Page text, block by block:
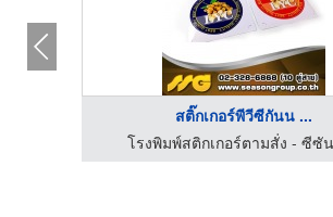
สติ๊กเกอร์พีวีซีกันน ...
โรงพิมพ์สติกเกอร์ตามสั่ง - ซีซั